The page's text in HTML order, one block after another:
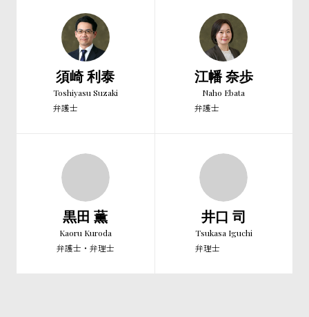
須崎 利泰
Toshiyasu Suzaki
弁護士
江幡 奈歩
Naho Ebata
弁護士
黒田 薫
Kaoru Kuroda
弁護士・弁理士
井口 司
Tsukasa Iguchi
弁理士